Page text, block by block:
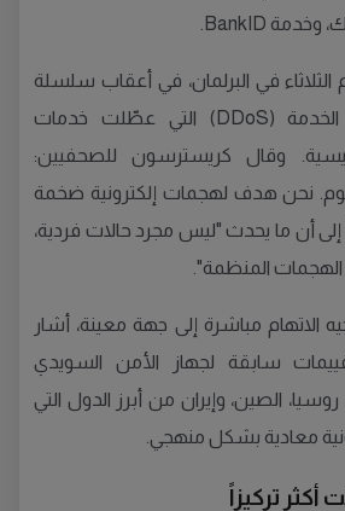
الثلاثاء في البرلمان، في أعقاب سلسلة
من هجمات حجب الخدمة (DDoS) التي عطّلت خدمات
وقال كريسترسون للصحفيين:
نحن هدف لهجمات إلكترونية ضخمة
أن ما يحدث "ليس مجرد حالات فردية،
المنظمة".
الاتهام مباشرة إلى جهة معينة، أشار
سابقة لجهاز الأمن السويدي
الصين، وإيران من أبرز الدول التي
معادية بشكل منهجي.
أكثر تركيزاً